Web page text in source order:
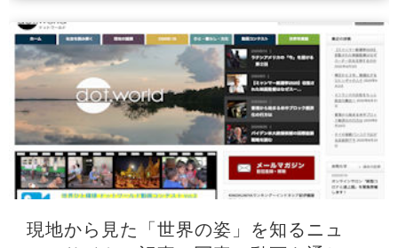
現地から見た「世界の姿」を知るニュ